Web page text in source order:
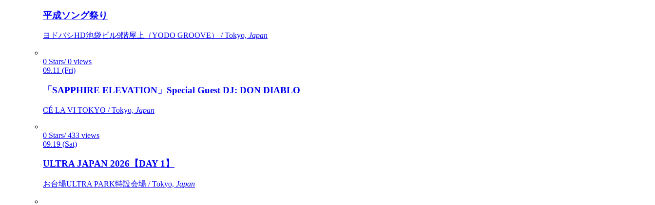
平成ソング祭り
ヨドバシHD池袋ビル9階屋上（YODO GROOVE） / Tokyo, Japan
0 Stars/ 0 views
09.11 (Fri)
「SAPPHIRE ELEVATION」Special Guest DJ: DON DIABLO
CÉ LA VI TOKYO / Tokyo, Japan
0 Stars/ 433 views
09.19 (Sat)
ULTRA JAPAN 2026【DAY 1】
お台場ULTRA PARK特設会場 / Tokyo, Japan